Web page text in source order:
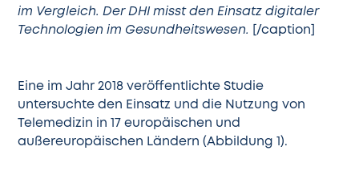
im Vergleich. Der DHI misst den Einsatz digitaler
Technologien im Gesundheitswesen.
[/caption]
Eine im Jahr 2018veröffentlichte Studie
untersuchte den Einsatz und die Nutzung von
Telemedizin in 17 europäischen und
außereuropäischen Ländern (Abbildung 1).